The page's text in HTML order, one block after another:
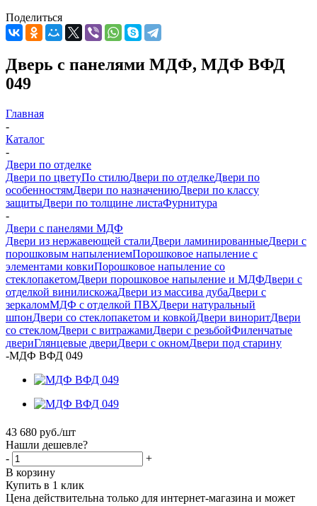
Поделиться
Дверь с панелями МДФ, МДФ ВФД
049
Главная
-
Каталог
-
Двери по отделке
Двери по цветуПо стилюДвери по отделкеДвери по
особенностямДвери по назначениюДвери по классу
защитыДвери по толщине листаФурнитура
-
Двери с панелями МДФ
Двери из нержавеющей сталиДвери ламинированныеДвери с
порошковым напылениемПорошковое напыление с
элементами ковкиПорошковое напыление со
стеклопакетомДвери порошковое напыление и МДФДвери с
отделкой винилискожаДвери из массива дубаДвери с
зеркаломМДФ с отделкой ПВХДвери натуральный
шпонДвери со стеклопакетом и ковкойДвери виноритДвери
со стекломДвери с витражамиДвери с резьбойФиленчатые
двериГлянцевые двериДвери с окномДвери под старину
-МДФ ВФД 049
43 680 руб./шт
Нашли дешевле?
-
+
В корзину
Купить в 1 клик
Цена действительна только для интернет-магазина и может